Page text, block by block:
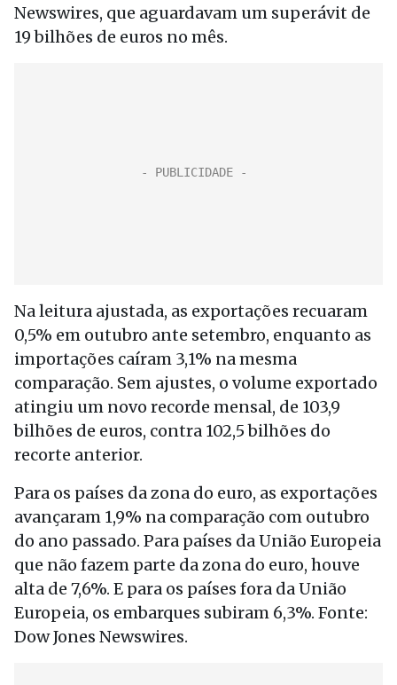
Newswires, que aguardavam um superávit de
19 bilhões de euros no mês.
Na leitura ajustada, as exportações recuaram
0,5% em outubro ante setembro, enquanto as
importações caíram 3,1% na mesma
comparação. Sem ajustes, o volume exportado
atingiu um novo recorde mensal, de 103,9
bilhões de euros, contra 102,5 bilhões do
recorte anterior.
Para os países da zona do euro, as exportações
avançaram 1,9% na comparação com outubro
do ano passado. Para países da União Europeia
que não fazem parte da zona do euro, houve
alta de 7,6%. E para os países fora da União
Europeia, os embarques subiram 6,3%. Fonte:
Dow Jones Newswires.